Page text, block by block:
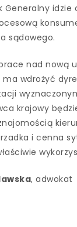
Generalny idzie
sądowego.
nad nową
wdrożyć
krajowy
i cenna
, adwokat